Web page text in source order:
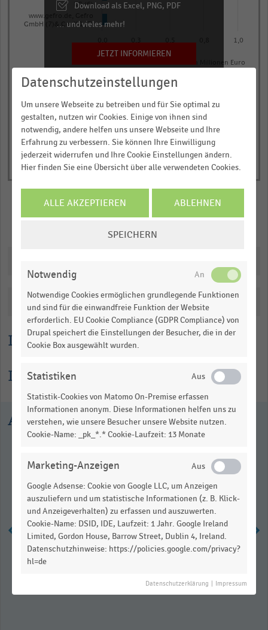
Lesehilfe
Informationen zur Statistik
categories.
The
1
displaying
E-
Commerce-
Nettoumsatz
in
Millionen
Range:
View
data
table.
E-Commerce-Nettoumsatz in Millionen Euro
KG (6)
www.gefro.de, Gefro
GmbH (7)& Co. KG (7)
1,0
End
interactive
Download als Excel, PNG, PDF
… und vieles mehr!
JETZT INFORMIEREN
Katalogisierung
Ausgewählte Statistiken
Ranking der Unternehmen im
Datenschutzeinstellungen
Um unsere Webseite zu betreiben und für Sie optimal zu
gestalten, nutzen wir Cookies. Einige von ihnen sind
notwendig, andere helfen uns unsere Webseite und Ihre
Erfahrung zu verbessern. Sie können Ihre Einwilligung
jederzeit widerrufen und Ihre Cookie Einstellungen ändern.
Hier finden Sie eine Übersicht über alle verwendeten Cookies.
ALLE AKZEPTIEREN ABLEHNEN
SPEICHERN
Notwendig
Notwendige Cookies ermöglichen grundlegende Funktionen
und sind für die einwandfreie Funktion der Website
erforderlich. EU Cookie Compliance (GDPR Compliance) von
Drupal speichert die Einstellungen der Besucher, die in der
Cookie Box ausgewählt wurden.
Statistiken
Statistik-Cookies von Matomo On-Premise erfassen
Informationen anonym. Diese Informationen helfen uns zu
verstehen, wie unsere Besucher unsere Website nutzen.
Cookie-Name: _pk_*.* Cookie-Laufzeit: 13 Monate
Marketing-Anzeigen
Google Adsense: Cookie von Google LLC, um Anzeigen
auszuliefern und um statistische Informationen (z. B. Klick-
und Anzeigeverhalten) zu erfassen und auszuwerten.
Cookie-Name: DSID, IDE, Laufzeit: 1 Jahr. Google Ireland
Limited, Gordon House, Barrow Street, Dublin 4, Ireland.
Datenschutzhinweise: https://policies.google.com/privacy?
hl=de
Datenschutzerklärung Impressum